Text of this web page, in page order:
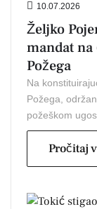
10.07.2026
Željko
mandat
Požega
Na
Požega,
požeškom
Pročitaj